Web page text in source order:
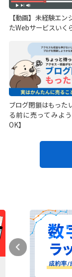
【動画】未経験エン
たWebサービスいく
ブログ閉鎖はもった
る前に売ってみよ
OK】